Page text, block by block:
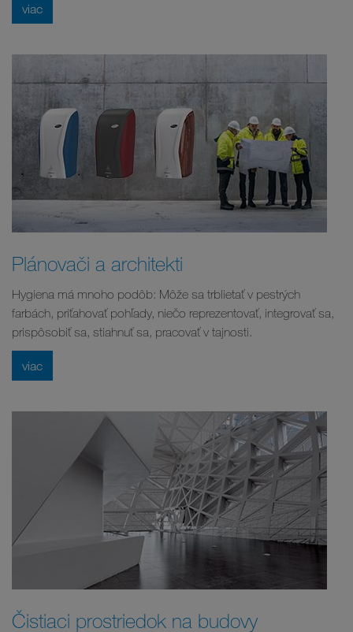
viac
Plánovači a architekti
Hygiena má mnoho podôb: Môže sa trblietať v pestrých
farbách, priťahovať pohľady, niečo reprezentovať, integrovať sa,
prispôsobiť sa, stiahnuť sa, pracovať v tajnosti.
viac
Čistiaci prostriedok na budovy